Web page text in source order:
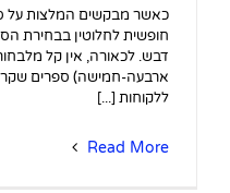
כאשר מבקשים המלצות על
חופשית לחלוטין בבחירת
דבש. לכאורה, אין קל
ארבעה-חמישה) ספרים
ללקוחות [...]
Read More